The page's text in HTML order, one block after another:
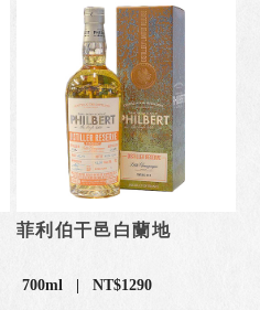
菲利伯干邑白蘭地
700ml | NT$1290